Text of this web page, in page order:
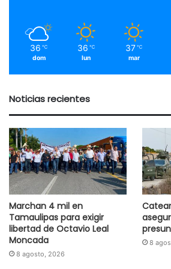
36 ℃
dom
36 ℃
lun
37 ℃
mar
Noticias recientes
Marchan 4 mil en
Tamaulipas para exigir
libertad de Octavio Leal
Moncada
8 agosto, 2026
8